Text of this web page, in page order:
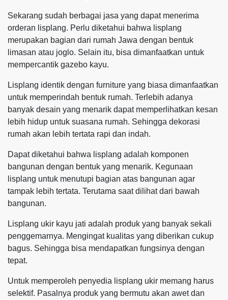
Sekarang sudah berbagai jasa yang dapat menerima
orderan lisplang. Perlu diketahui bahwa lisplang
merupakan bagian dari rumah Jawa dengan bentuk
limasan atau joglo. Selain itu, bisa dimanfaatkan untuk
mempercantik gazebo kayu.
Lisplang identik dengan furniture yang biasa dimanfaatkan
untuk memperindah bentuk rumah. Terlebih adanya
banyak desain yang menarik dapat memperlihatkan kesan
lebih hidup untuk suasana rumah. Sehingga dekorasi
rumah akan lebih tertata rapi dan indah.
Dapat diketahui bahwa lisplang adalah komponen
bangunan dengan bentuk yang menarik. Kegunaan
lisplang untuk menutupi bagian atas bangunan agar
tampak lebih tertata. Terutama saat dilihat dari bawah
bangunan.
Lisplang ukir kayu jati adalah produk yang banyak sekali
penggemarnya. Mengingat kualitas yang diberikan cukup
bagus. Sehingga bisa mendapatkan fungsinya dengan
tepat.
Untuk memperoleh penyedia lisplang ukir memang harus
selektif. Pasalnya produk yang bermutu akan awet dan